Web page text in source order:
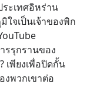
ระเทศอิหร่าน
จเป็นเจ้าของพิก
รรุกรานของ
เพียงเพื่อปิดกั้น
งพวกเขาต่อ